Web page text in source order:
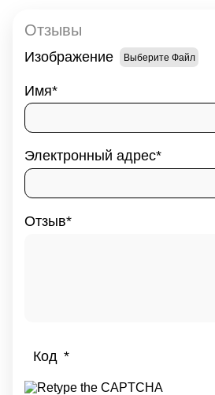
Отзывы
Изображение Выберите Файл
Имя
Электронный адрес
Отзыв
Код